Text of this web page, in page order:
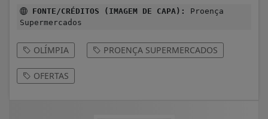
FONTE/CRÉDITOS (IMAGEM DE CAPA):
Proença
Supermercados
OLÍMPIA PROENÇA SUPERMERCADOS
OFERTAS